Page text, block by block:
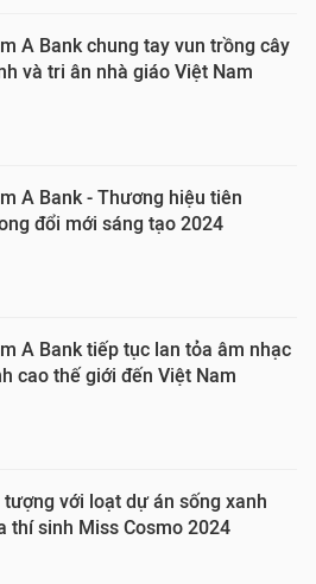
A Bank chung tay vun trồng cây
và tri ân nhà giáo Việt Nam
A Bank - Thương hiệu tiên
đổi mới sáng tạo 2024
A Bank tiếp tục lan tỏa âm nhạc
cao thế giới đến Việt Nam
tượng với loạt dự án sống xanh
thí sinh Miss Cosmo 2024